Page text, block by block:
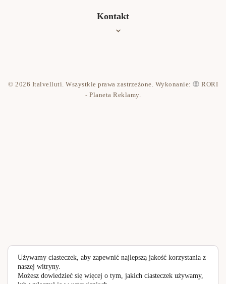
Oferta
Kontakt
Polityka prywatności
© 2026 Italvelluti. Wszystkie prawa zastrzeżone. Wykonanie:
RORI
- Planeta Reklamy.
Używamy ciasteczek, aby zapewnić najlepszą jakość korzystania z
naszej witryny.
Możesz dowiedzieć się więcej o tym, jakich ciasteczek używamy,